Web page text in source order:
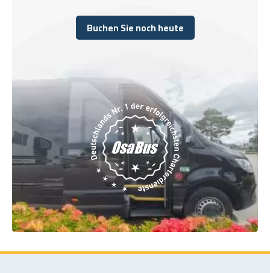
Buchen Sie noch heute
Buchen Sie noch heute